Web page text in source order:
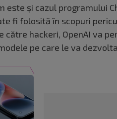
este şi cazul programului
fi folosită în scopuri
către hackeri, OpenAI va
pe care le va